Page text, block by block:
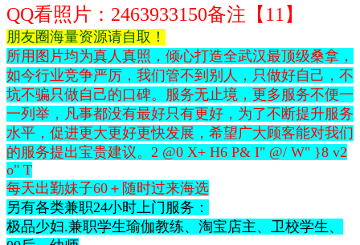
QQ看照片：2463933150备注【11】
朋友圈海量资源请自取！
所用图片均为真人真照，倾心打造全武汉最顶级桑拿，
如今行业竞争严厉，我们管不到别人，只做好自己，不
坑不骗只做自己的口碑。服务无止境，更多服务不便一
一列举，凡事都没有最好只有更好，为了不断提升服务
水平，促进更大更好更快发展，希望广大顾客能对我们
的服务提出宝贵建议。 2 @0 X+ H6 P& I" @/ W" }8 v2
o" T
每天出勤妹子60＋随时过来海选
另有各类兼职24小时上门服务：
极品少妇.兼职学生瑜伽教练、淘宝店主、卫校学生、